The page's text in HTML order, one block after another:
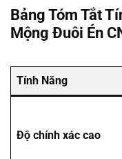
Bảng Tóm Tắt
Mộng Đuôi Én
Tính Năng
Độ chính xác cao